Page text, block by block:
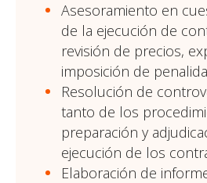
Asesoramiento en
de la ejecución de
revisión de precios,
imposición de
Resolución de
tanto de los
preparación y
ejecución de los
Elaboración de